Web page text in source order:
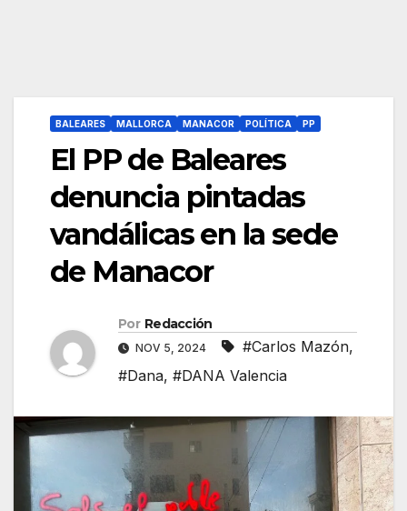
BALEARES MALLORCA MANACOR POLÍTICA PP
El PP de Baleares
denuncia pintadas
vandálicas en la sede
de Manacor
Por Redacción
NOV 5, 2024 #Carlos Mazón,
#Dana, #DANA Valencia